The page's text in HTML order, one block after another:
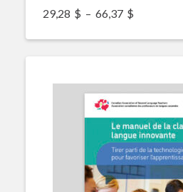
29,28 $ – 66,37 $